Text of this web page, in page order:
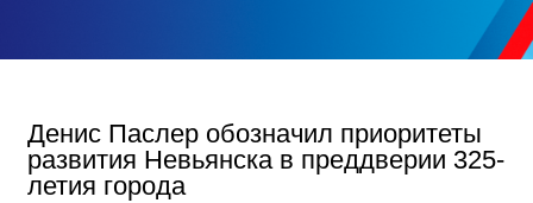
Денис Паслер обозначил приоритеты
развития Невьянска в преддверии 325-
летия города